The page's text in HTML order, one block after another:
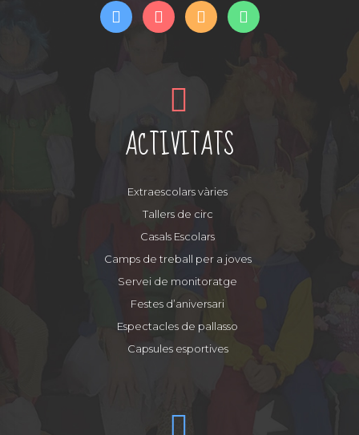
ACTIVITATS
Extraescolars vàries
Tallers de circ
Casals Escolars
Camps de treball per a joves
Servei de monitoratge
Festes d’aniversari
Espectacles de pallasso
Capsules esportives